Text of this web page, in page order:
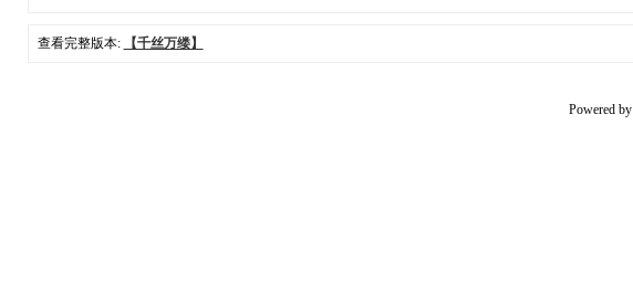
查看完整版本: 【千丝万缕】
Powered by